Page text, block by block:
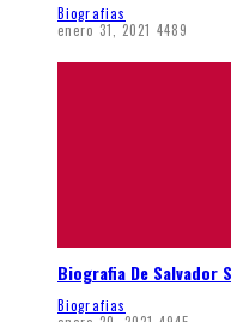
Biografias
enero 31, 2021 4489
Biografia De Salvador
Biografias